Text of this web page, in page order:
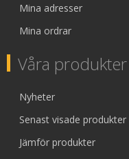
Mina adresser
Mina ordrar
Våra produkter
Nyheter
Senast visade produkter
Jämför produkter